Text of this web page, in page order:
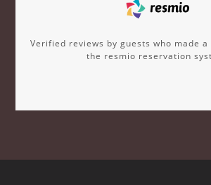
Verified reviews by guests who made
the resmio reservation